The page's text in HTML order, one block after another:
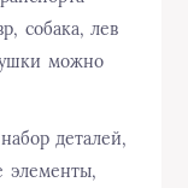
собака, лев
можно
деталей,
элементы,